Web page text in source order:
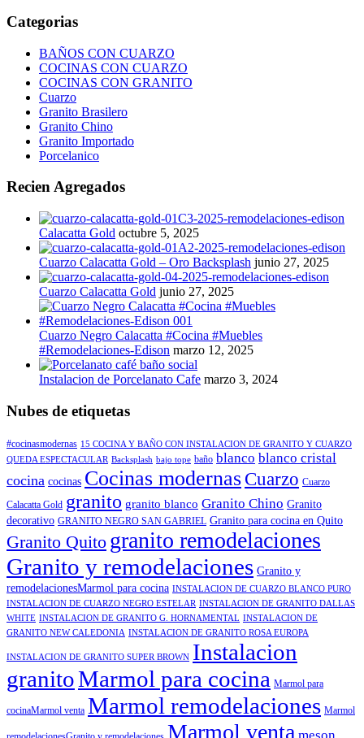
Categorias
BAÑOS CON CUARZO
COCINAS CON CUARZO
COCINAS CON GRANITO
Cuarzo
Granito Brasilero
Granito Chino
Granito Importado
Porcelanico
Recien Agregados
Calacatta Gold octubre 5, 2025
Cuarzo Calacatta Gold – Oro Backsplash junio 27, 2025
Cuarzo Calacatta Gold junio 27, 2025
Cuarzo Negro Calacatta #Cocina #Muebles
#Remodelaciones-Edison marzo 12, 2025
Instalacion de Porcelanato Cafe marzo 3, 2024
Nubes de etiquetas
#cocinasmodernas 15 COCINA Y BAÑO CON INSTALACION DE GRANITO Y CUARZO
QUEDA ESPECTACULAR Backsplash bajo tope baño blanco blanco cristal
cocina cocinas Cocinas modernas Cuarzo Cuarzo
Calacatta Gold granito granito blanco Granito Chino Granito
decorativo GRANITO NEGRO SAN GABRIEL Granito para cocina en Quito
Granito Quito granito remodelaciones
Granito y remodelaciones Granito y
remodelacionesMarmol para cocina INSTALACION DE CUARZO BLANCO PURO
INSTALACION DE CUARZO NEGRO ESTELAR INSTALACION DE GRANITO DALLAS
WHITE INSTALACION DE GRANITO G. HORNAMENTAL INSTALACION DE
GRANITO NEW CALEDONIA INSTALACION DE GRANITO ROSA EUROPA
INSTALACION DE GRANITO SUPER BROWN Instalacion
granitoMarmol para cocina Marmol para
cocinaMarmol venta Marmol remodelaciones Marmol
Marmol venta meson